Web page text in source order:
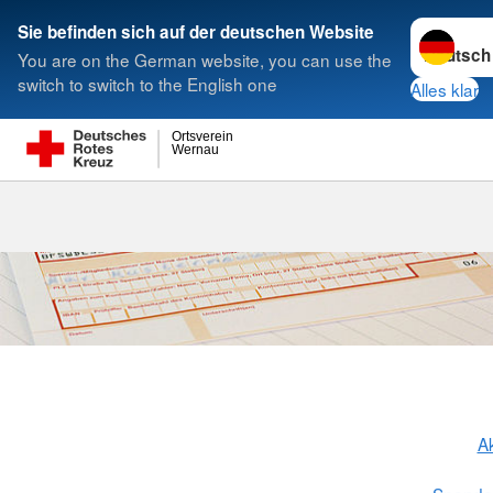
Sie befinden sich auf der deutschen Website
You are on the German website, you can use the
switch to switch to the English one
Sprache
Alles klar
Wernau
Ortsverein
Suche